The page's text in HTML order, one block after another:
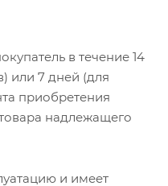
в течение 14
или 7 дней (для
приобретения
надлежащего
и имеет